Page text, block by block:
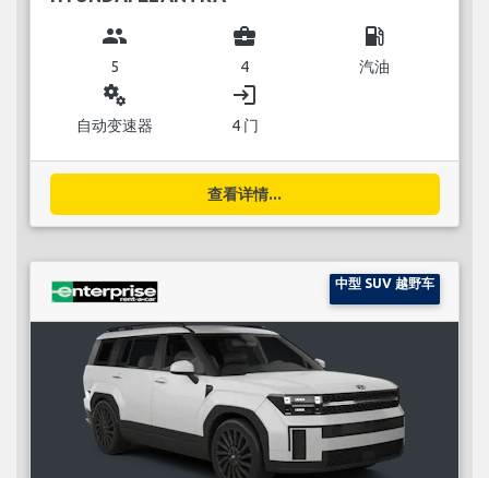
group
5
business_center
4
local_gas_station
汽油
miscellaneous_services
自动变速器
login
4 门
查看详情...
中型 SUV 越野车